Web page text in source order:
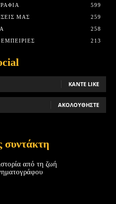
599
ΜΑΣ
259
258
213
ΚΆΝΤΕ LIKE
ΑΚΟΛΟΥΘΉΣΤΕ
συντάκτη
από τη ζωή